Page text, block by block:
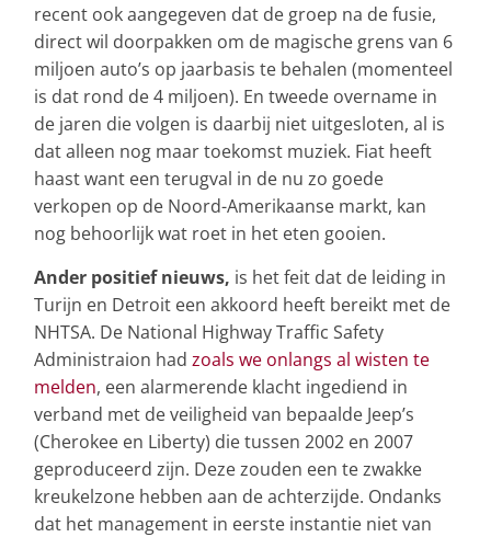
recent ook aangegeven dat de groep na de fusie,
direct wil doorpakken om de magische grens van 6
miljoen auto’s op jaarbasis te behalen (momenteel
is dat rond de 4 miljoen). En tweede overname in
de jaren die volgen is daarbij niet uitgesloten, al is
dat alleen nog maar toekomst muziek. Fiat heeft
haast want een terugval in de nu zo goede
verkopen op de Noord-Amerikaanse markt, kan
nog behoorlijk wat roet in het eten gooien.
Ander positief nieuws, is het feit dat de leiding in
Turijn en Detroit een akkoord heeft bereikt met de
NHTSA. De National Highway Traffic Safety
Administraion had zoals we onlangs al wisten te
melden, een alarmerende klacht ingediend in
verband met de veiligheid van bepaalde Jeep’s
(Cherokee en Liberty) die tussen 2002 en 2007
geproduceerd zijn. Deze zouden een te zwakke
kreukelzone hebben aan de achterzijde. Ondanks
dat het management in eerste instantie niet van